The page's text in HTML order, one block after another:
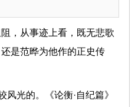
，从事迹上看，既无悲歌
是范晔为他作的正史传
光的。《论衡·自纪篇》